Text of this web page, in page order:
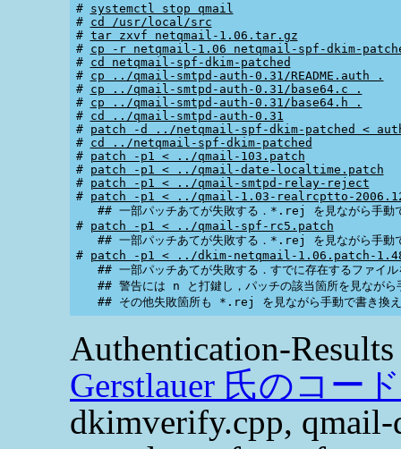
# systemctl stop qmail
# cd /usr/local/src
# tar zxvf netqmail-1.06.tar.gz
# cp -r netqmail-1.06 netqmail-spf-dkim-
# cd netqmail-spf-dkim-patched
# cp ../qmail-smtpd-auth-0.31/README.auth .
# cp ../qmail-smtpd-auth-0.31/base64.c .
# cp ../qmail-smtpd-auth-0.31/base64.h .
# cd ../qmail-smtpd-auth-0.31
# patch -d ../netqmail-spf-dkim-patched <
# cd ../netqmail-spf-dkim-patched
# patch -p1 < ../qmail-103.patch
# patch -p1 < ../qmail-date-localtime.patch
# patch -p1 < ../qmail-smtpd-relay-reject
# patch -p1 < ../qmail-1.03-realrcptto-
## 一部パッチあてが失敗する．*.rej を見ながら手動
# patch -p1 < ../qmail-spf-rc5.patch
## 一部パッチあてが失敗する．*.rej を見ながら手動
# patch -p1 < ../dkim-netqmail-1.06.patch-
## 一部パッチあてが失敗する．すでに存在するファイル
## 警告には n と打鍵し，パッチの該当箇所を見ながら
Authentication-
Gerstlauer 氏のコード
dkimverify.cpp,